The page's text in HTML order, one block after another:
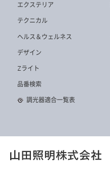
エクステリア
テクニカル
ヘルス＆ウェルネス
デザイン
Zライト
品番検索
調光器適合一覧表